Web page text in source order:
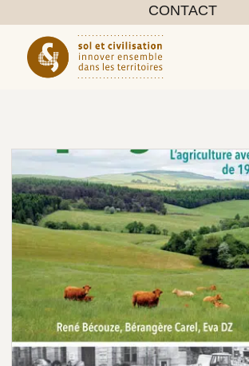
CONTACT